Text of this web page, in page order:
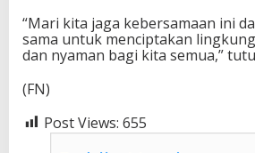
“Mari kita jaga kebersamaan ini
sama untuk menciptakan
dan nyaman bagi kita semua,”
(FN)
Post Views: 655